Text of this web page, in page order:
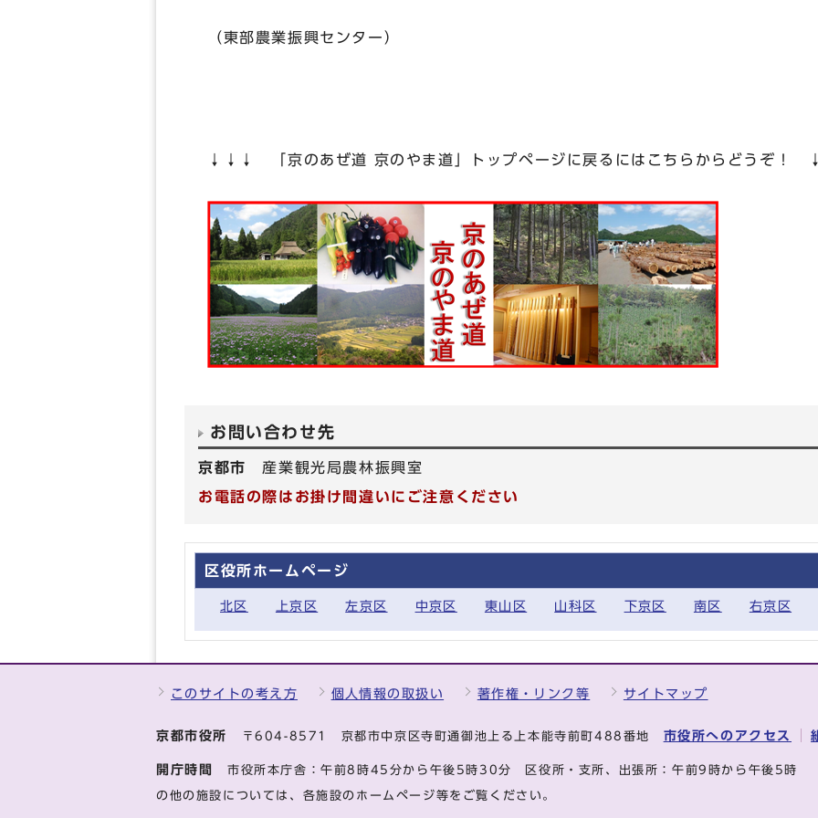
（東部農業振興センター）
↓↓↓ 「京のあぜ道 京のやま道」トップページに戻るにはこちらからどうぞ
お問い合わせ先
京都市 産業観光局農林振興室
お電話の際はお掛け間違いにご注意ください
区役所ホームページ
北区 上京区 左京区 中京区 東山区 山科区 下京区 南区 右京区
このサイトの考え方 個人情報の取扱い 著作権・リンク等 サイトマップ
京都市役所 〒604-8571 京都市中京区寺町通御池上る上本能寺前町488番地 市役所へのアクセス
開庁時間 市役所本庁舎：午前8時45分から午後5時30分 区役所・支所、出張所：午前9時から午後5時
の他の施設については、各施設のホームページ等をご覧ください。